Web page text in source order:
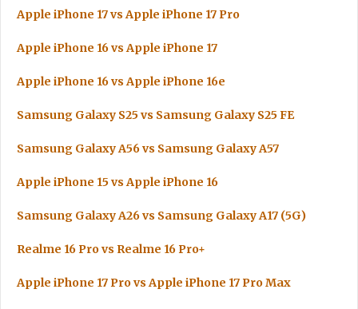
Apple iPhone 17 vs Apple iPhone 17 Pro
Apple iPhone 16 vs Apple iPhone 17
Apple iPhone 16 vs Apple iPhone 16e
Samsung Galaxy S25 vs Samsung Galaxy S25 FE
Samsung Galaxy A56 vs Samsung Galaxy A57
Apple iPhone 15 vs Apple iPhone 16
Samsung Galaxy A26 vs Samsung Galaxy A17 (5G)
Realme 16 Pro vs Realme 16 Pro+
Apple iPhone 17 Pro vs Apple iPhone 17 Pro Max